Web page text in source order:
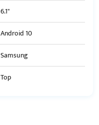
6.1"
Android 10
Samsung
Top